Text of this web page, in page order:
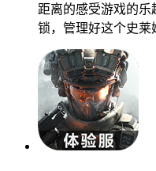
距离的感受游戏的
锁，管理好这个史莱